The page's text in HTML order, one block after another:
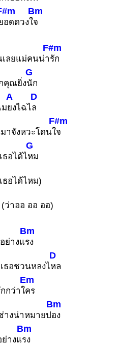
อดดวงใ
Bm
จ
ลยแม่คนน่า
F#m
รัก
คุณยิ่ง
G
นัก
A
ยงไฉไ
D
ล
าจังหวะโดนใ
F#m
จ
ธอได้ไ
G
หม
ธอได้ไหม)
(ว่าออ ออ ออ)
ย่างแ
Bm
รง
ธอชวนหลงไ
D
หล
กว่าใ
Em
คร
างน่าหมายป
Bm
อง
างแ
Bm
รง